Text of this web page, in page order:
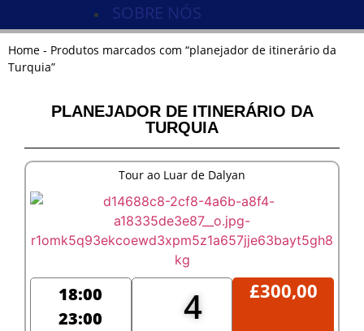
SOBRE NÓS
Home - Produtos marcados com “planejador de itinerário da
Turquia”
PLANEJADOR DE ITINERÁRIO DA
TURQUIA
Tour ao Luar de Dalyan
18:00
23:00
4 £300,00